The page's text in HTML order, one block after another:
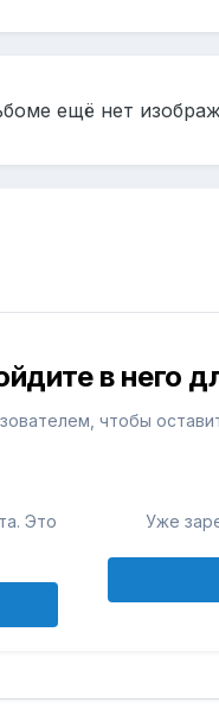
ещё нет
в него
чтобы
Это
Уже